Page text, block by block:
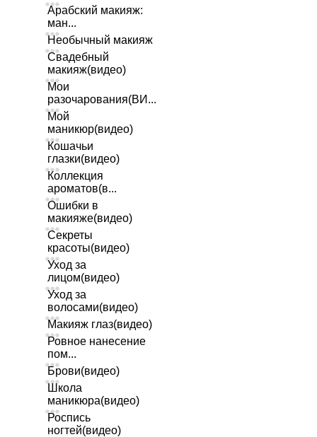
Арабский макияж:
ман...
Необычный макияж
Свадебный
макияж(видео)
Мои
разочарования(ВИ...
Мой
маникюр(видео)
Кошачьи
глазки(видео)
Коллекция
ароматов(в...
Ошибки в
макияже(видео)
Секреты
красоты(видео)
Уход за
лицом(видео)
Уход за
волосами(видео)
Макияж глаз(видео)
Ровное нанесение
пом...
Брови(видео)
Школа
маникюра(видео)
Роспись
ногтей(видео)